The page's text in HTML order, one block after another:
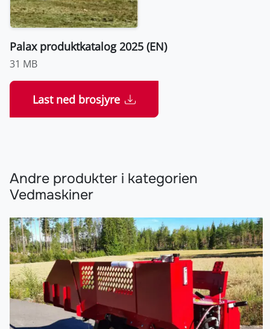
Palax produktkatalog 2025 (EN)
31 MB
Last ned brosjyre
Andre produkter i kategorien
Vedmaskiner